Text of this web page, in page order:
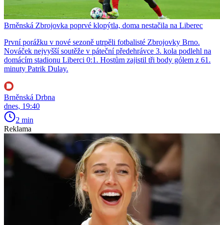
Brněnská Zbrojovka poprvé klopýtla, doma nestačila na Liberec
První porážku v nové sezoně utrpěli fotbalisté Zbrojovky Brno.
Nováček nejvyšší soutěže v páteční předehrávce 3. kola podlehl na
domácím stadionu Liberci 0:1. Hostům zajistil tři body gólem z 61.
minuty Patrik Dulay.
Brněnská Drbna
dnes, 19:40
2 min
Reklama